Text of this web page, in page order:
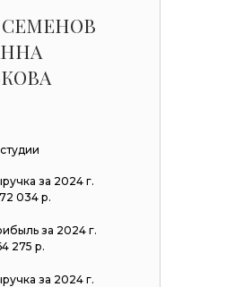
за 2024 г.
034 р.
за 2024 г.
275 р.
за 2024 г.